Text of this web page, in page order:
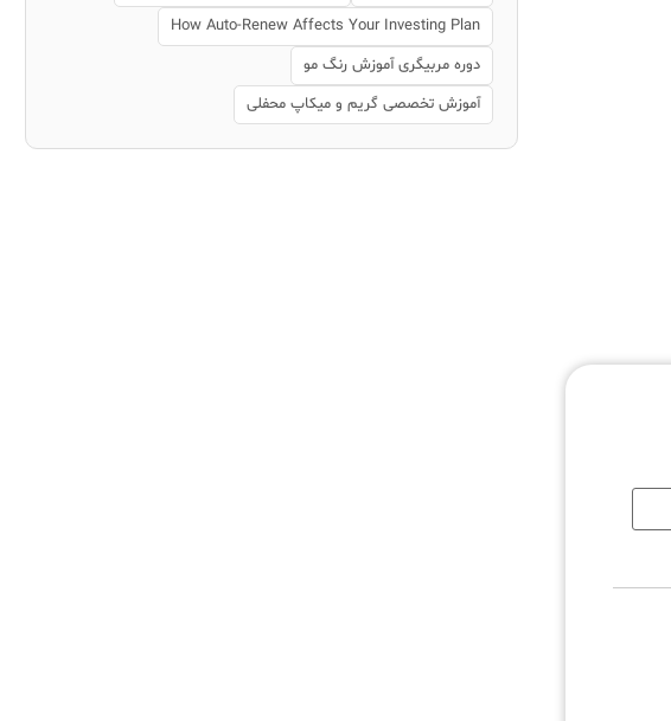
How Auto-Renew Affects Your Investing Plan
دوره مربیگری آموزش رنگ مو
آموزش تخصصی گریم و میکاپ محفلی